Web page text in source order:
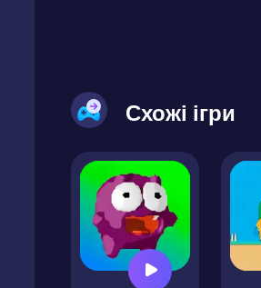
Схожі ігри